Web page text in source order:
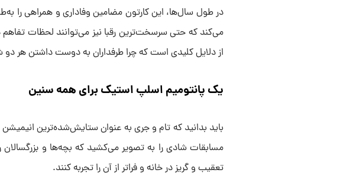
در طول سال‌ها، این کارتون مضامین وفاداری و همراهی را
می‌کند که حتی سرسخت‌ترین رقبا نیز می‌توانند لحظات
از دلایل کلیدی است که چرا طرفداران به دوست داشتن هر
یک پانتومیم اسلپ استیک برای همه سنین
باید بدانید که تام و جری به عنوان ستایش‌شده‌ترین انیمیشن
مسابقات شادی را به تصویر می‌کشید که بچه‌ها و بزرگسالان
تعقیب و گریز در خانه و فراتر از آن را تجربه کنند.